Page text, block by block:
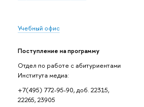
Учебный офис
Поступление на программу
Отдел по работе с абитуриентами
Института медиа:
+7(495) 772-95-90, доб. 22315,
22265, 23905